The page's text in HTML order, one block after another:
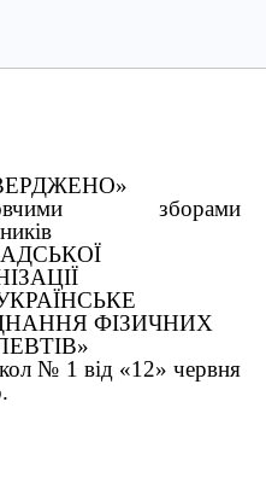
зборами
ФІЗИЧНИХ
№ 1 від «12» червня